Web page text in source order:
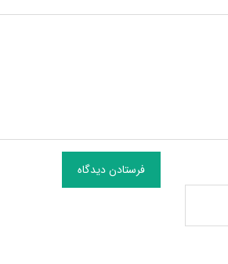
فرستادن دیدگاه